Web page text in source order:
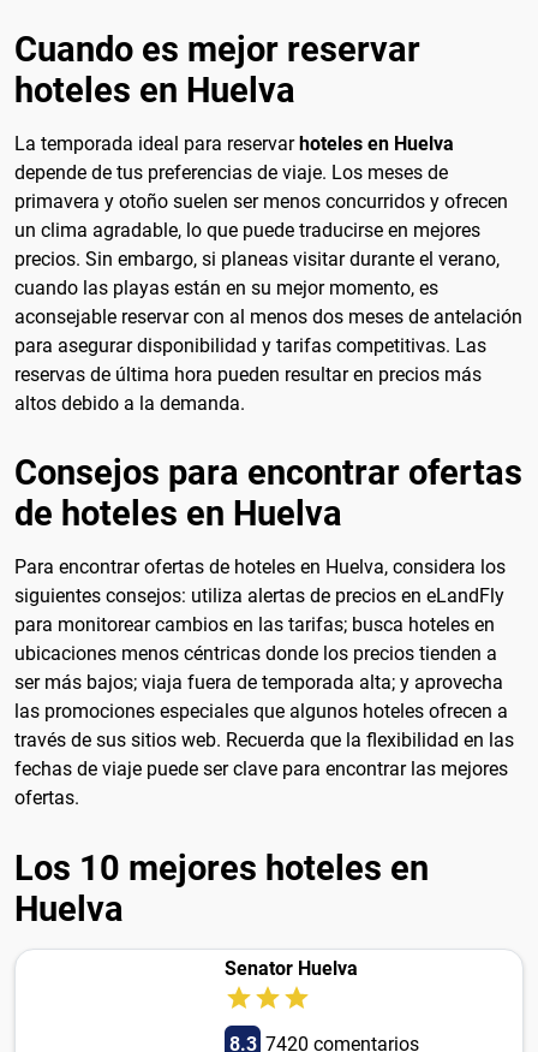
Cuando es mejor reservar
hoteles en Huelva
La temporada ideal para reservarhoteles en Huelva
depende de tus preferencias de viaje. Los meses de
primavera y otoño suelen ser menos concurridos y ofrecen
un clima agradable, lo que puede traducirse en mejores
precios. Sin embargo, si planeas visitar durante el verano,
cuando las playas están en su mejor momento, es
aconsejable reservar con al menos dos meses de antelación
para asegurar disponibilidad y tarifas competitivas. Las
reservas de última hora pueden resultar en precios más
altos debido a la demanda.
Consejos para encontrar ofertas
de hoteles en Huelva
Para encontrar ofertas de hoteles en Huelva, considera los
siguientes consejos: utiliza alertas de precios en eLandFly
para monitorear cambios en las tarifas; busca hoteles en
ubicaciones menos céntricas donde los precios tienden a
ser más bajos; viaja fuera de temporada alta; y aprovecha
las promociones especiales que algunos hoteles ofrecen a
través de sus sitios web. Recuerda que la flexibilidad en las
fechas de viaje puede ser clave para encontrar las mejores
ofertas.
Los 10 mejores hoteles en
Huelva
Senator Huelva
8.3 7420 comentarios